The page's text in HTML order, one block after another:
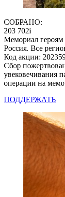
СОБРАНО:
203 702i
Мемориал
Россия. Все
Код акции:
Сбор
увековечивания
операции на
ПОДДЕРЖАТЬ